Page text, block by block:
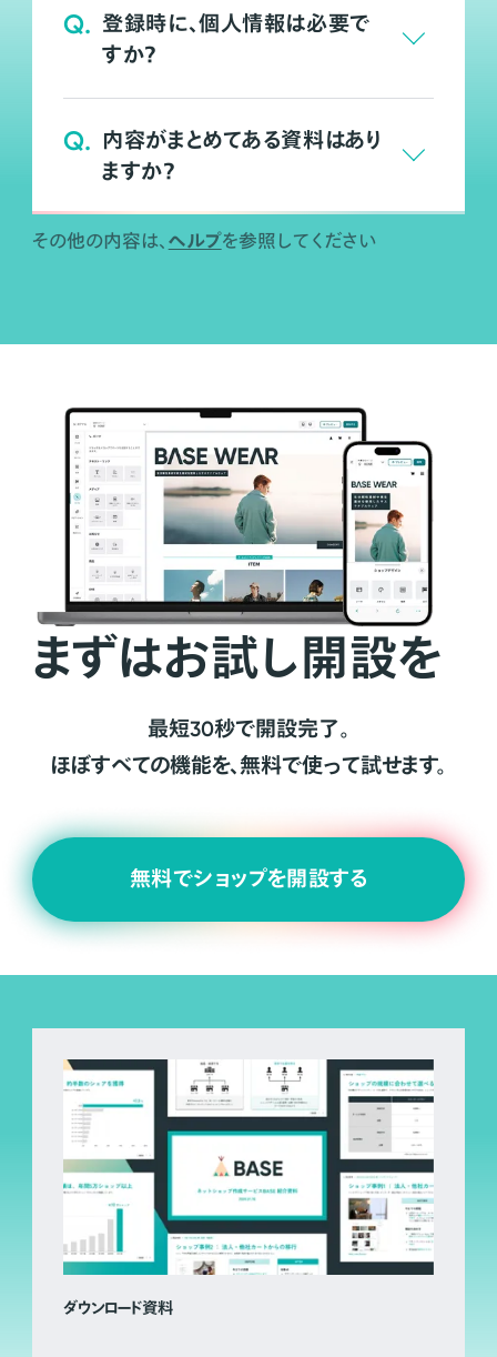
Q. 登録時に、個人情報は必要で
すか？
Q. 内容がまとめてある資料はあり
ますか？
その他の内容は、 ヘルプを参照してください
まずはお試し開設を
最短30秒で開設完了。
ほぼすべての機能を、無料で使って試せます。
無料でショップを開設する
ダウンロード資料